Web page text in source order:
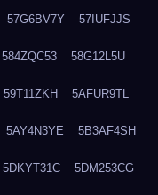
57G6BV7Y 57IUFJJS
584ZQC53 58G12L5U
59T11ZKH 5AFUR9TL
5AY4N3YE 5B3AF4SH
5DKYT31C 5DM253CG